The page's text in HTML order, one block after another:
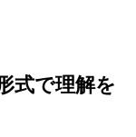
式で理解を